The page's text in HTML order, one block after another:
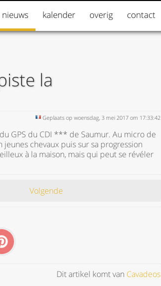
nieuws kalender overig contact
la
Geplaats op woensdag, 3 mei 2017 om 17:33:42
GPS du CDI *** de Saumur. Au micro de
chevaux puis sur sa progression
à la maison, mais qui peut se révéler
Volgende
Dit artikel komt van Cavadeos